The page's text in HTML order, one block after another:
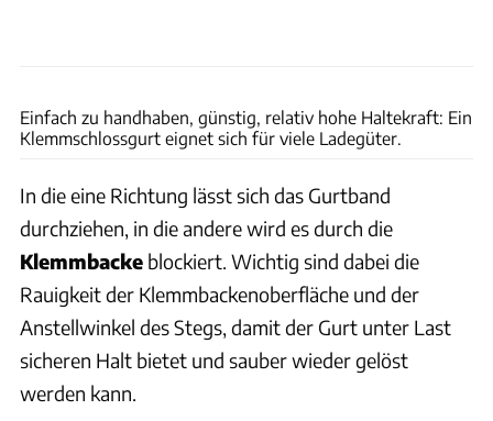
Einfach zu handhaben, günstig, relativ hohe Haltekraft: Ein
Klemmschlossgurt eignet sich für viele Ladegüter.
In die eine Richtung lässt sich das Gurtband
durchziehen, in die andere wird es durch die
Klemmbacke blockiert. Wichtig sind dabei die
Rauigkeit der Klemmbackenoberfläche und der
Anstellwinkel des Stegs, damit der Gurt unter Last
sicheren Halt bietet und sauber wieder gelöst
werden kann.